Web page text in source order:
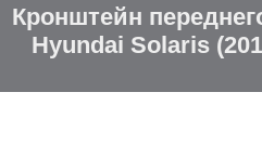
Кронштейн
Hyundai Solaris